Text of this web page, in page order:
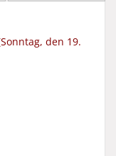
den 19.